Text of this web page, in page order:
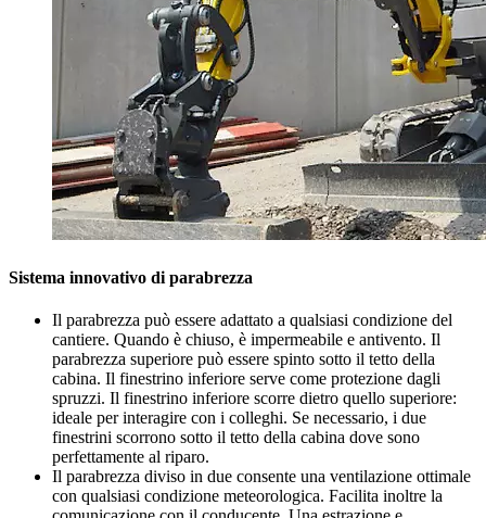
Sistema innovativo di parabrezza
Il parabrezza può essere adattato a qualsiasi condizione del
cantiere. Quando è chiuso, è impermeabile e antivento. Il
parabrezza superiore può essere spinto sotto il tetto della
cabina. Il finestrino inferiore serve come protezione dagli
spruzzi. Il finestrino inferiore scorre dietro quello superiore:
ideale per interagire con i colleghi. Se necessario, i due
finestrini scorrono sotto il tetto della cabina dove sono
perfettamente al riparo.
Il parabrezza diviso in due consente una ventilazione ottimale
con qualsiasi condizione meteorologica. Facilita inoltre la